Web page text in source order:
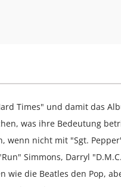
Times" und damit das
was ihre Bedeutung
wenn nicht mit "Sgt.
Simmons, Darryl
wie die Beatles den Pop,